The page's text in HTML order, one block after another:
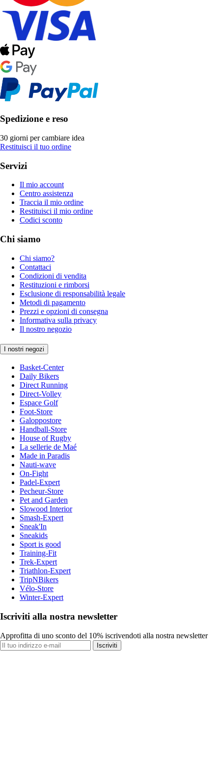
Spedizione e reso
30 giorni per cambiare idea
Restituisci il tuo ordine
Servizi
Il mio account
Centro assistenza
Traccia il mio ordine
Restituisci il mio ordine
Codici sconto
Chi siamo
Chi siamo?
Contattaci
Condizioni di vendita
Restituzioni e rimborsi
Esclusione di responsabilità legale
Metodi di pagamento
Prezzi e opzioni di consegna
Informativa sulla privacy
Il nostro negozio
I nostri negozi
Basket-Center
Daily Bikers
Direct Running
Direct-Volley
Espace Golf
Foot-Store
Galoppostore
Handball-Store
House of Rugby
La sellerie de Maé
Made in Paradis
Nauti-wave
On-Fight
Padel-Expert
Pecheur-Store
Pet and Garden
Slowood Interior
Smash-Expert
Sneak'In
Sneakids
Sport is good
Training-Fit
Trek-Expert
Triathlon-Expert
TripNBikers
Vélo-Store
Winter-Expert
Iscriviti alla nostra newsletter
Approfitta di uno sconto del 10% iscrivendoti alla nostra newsletter
Iscriviti